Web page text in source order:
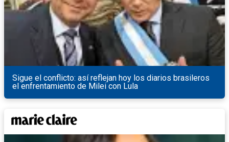
Sigue el conflicto: así reflejan hoy los diarios brasileros
el enfrentamiento de Milei con Lula